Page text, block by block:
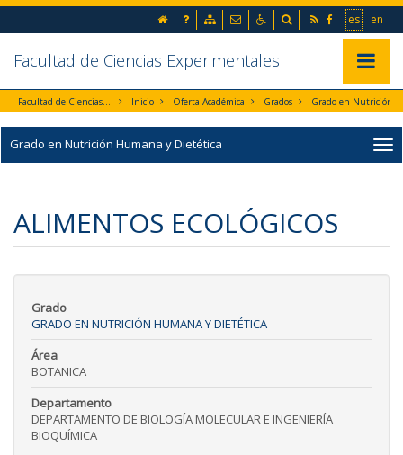
Ir al contenido principal de la página (alt + s)
Ir a la cabecera de la página (alt + c)
Ir al pie de la página (alt + p)
Ir al menú principal (alt + u)
esIr a la
en
RSS Facebook
inicio Preguntas frecuentes
Mapa webContactoAccesibilidad
Buscador
Facultad de Ciencias Experimentales
Facultad de Ciencias Experimentales Inicio Oferta Académica Grados
Grado en Nutrición Humana y Dietética
ALIMENTOS ECOLÓGICOS
Grado
GRADO EN NUTRICIÓN HUMANA Y DIETÉTICA
Área
BOTANICA
Departamento
DEPARTAMENTO DE BIOLOGÍA MOLECULAR E INGENIERÍA
BIOQUÍMICA